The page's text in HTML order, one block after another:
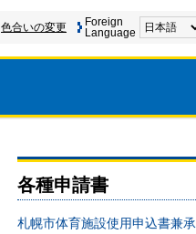
色合いの変更
Foreign
Language
各種申請書
札幌市体育施設使用申込書兼承